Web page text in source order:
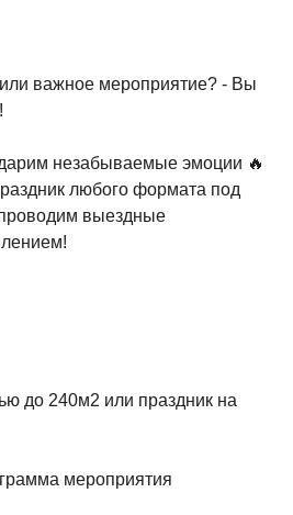
важное мероприятие? - Вы
незабываемые эмоции 🔥
любого формата под
выездные
до 240м2 или праздник на
мероприятия